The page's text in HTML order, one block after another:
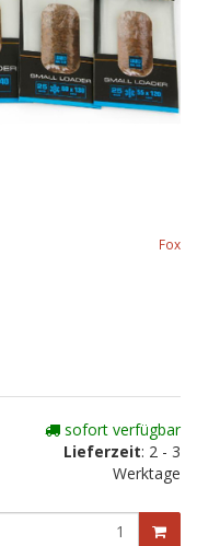
Fox
sofort verfügbar
Lieferzeit: 2 - 3
Werktage